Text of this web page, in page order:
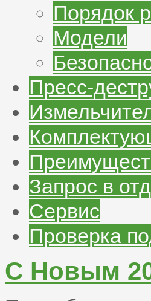
Порядок
Модели
Пресс-
Запрос в
Сервис
Проверка
С Новым